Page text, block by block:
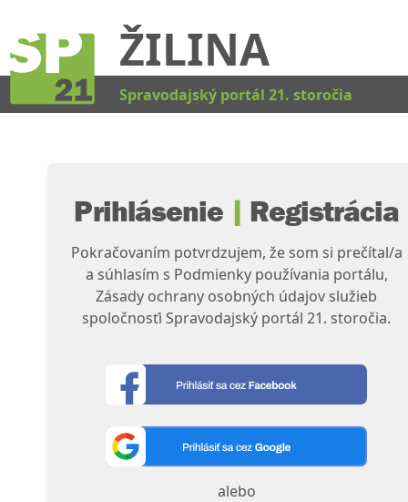
ŽILINA
Spravodajský portál 21. storočia
Prihlásenie | Registrácia
Pokračovaním potvrdzujem, že som si prečítal/a
a súhlasím s Podmienky používania portálu,
Zásady ochrany osobných údajov služieb
spoločnosťi Spravodajský portál 21. storočia.
alebo